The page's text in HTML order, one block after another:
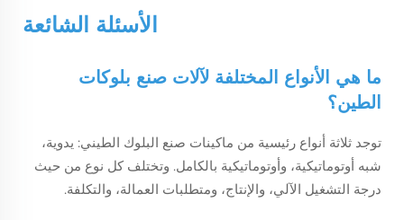
الأسئلة الشائعة
ما هي الأنواع المختلفة لآلات صنع بلوكات
الطين؟
توجد ثلاثة أنواع رئيسية من ماكينات صنع البلوك الطيني: يدوية،
شبه أوتوماتيكية، وأوتوماتيكية بالكامل. وتختلف كل نوع من حيث
درجة التشغيل الآلي، والإنتاج، ومتطلبات العمالة، والتكلفة.